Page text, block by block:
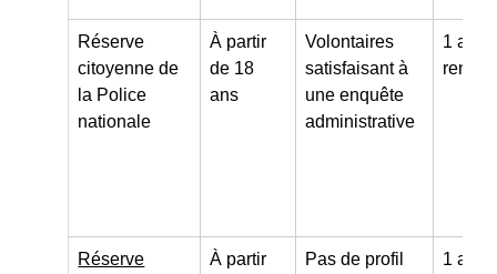
Réserve
citoyenne de
la Police
nationale
À partir
de 18
ans
Volontaires
satisfaisant à
une enquête
administrative
1 an
Réserve
À partir
Pas de profil
1 an